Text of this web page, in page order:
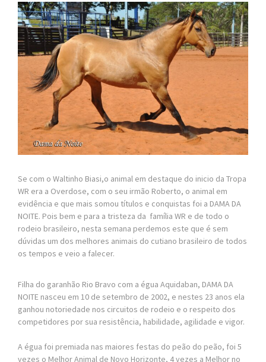
Se com o Waltinho Biasi,o animal em destaque do inicio da Tropa
WR era a Overdose, com o seu irmão Roberto, o animal em
evidência e que mais somou títulos e conquistas foi a DAMA DA
NOITE. Pois bem e para a tristeza da família WR e de todo o
rodeio brasileiro, nesta semana perdemos este que é sem
dúvidas um dos melhores animais do cutiano brasileiro de todos
os tempos e veio a falecer.
Filha do garanhão Rio Bravo com a égua Aquidaban, DAMA DA
NOITE nasceu em 10 de setembro de 2002, e nestes 23 anos ela
ganhou notoriedade nos circuitos de rodeio e o respeito dos
competidores por sua resistência, habilidade, agilidade e vigor.
A égua foi premiada nas maiores festas do peão do peão, foi 5
vezes o Melhor Animal de Novo Horizonte, 4 vezes a Melhor no